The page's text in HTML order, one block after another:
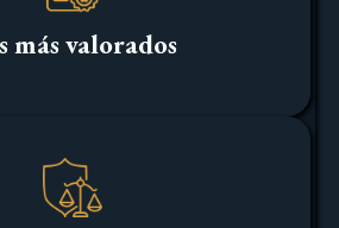
más valorados